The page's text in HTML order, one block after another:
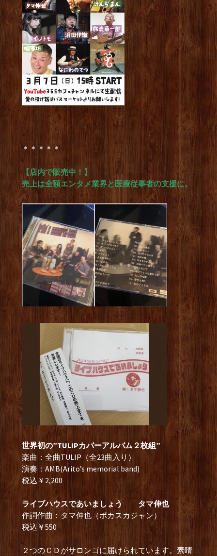
＊＊＊＊＊
【店内で販売中！】
売上は全額エンタメ業界と医療従事者の支援に。
世界初の”TULIPカバーアルバム２枚組”
楽曲：全曲TULIP（全23曲入り）
演奏：AMB(Arito’s memorial band)
税込￥2,200
ライブハウスであいましょう タマ伸也
作詞作曲：タマ伸也（ポカスカジャン）
税込￥550
２つのＣＤがサロンゴに届けられています。素晴